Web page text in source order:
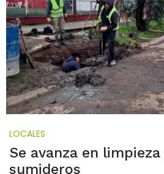
LOCALES
Se avanza en
sumideros